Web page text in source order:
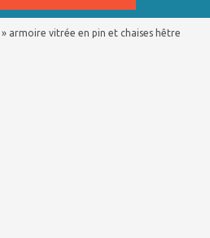
» armoire vitrée en pin et chaises hêtre